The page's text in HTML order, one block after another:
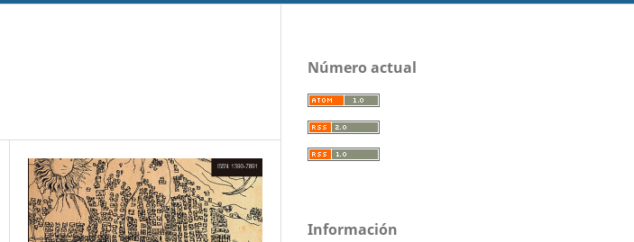
Número actual
Información